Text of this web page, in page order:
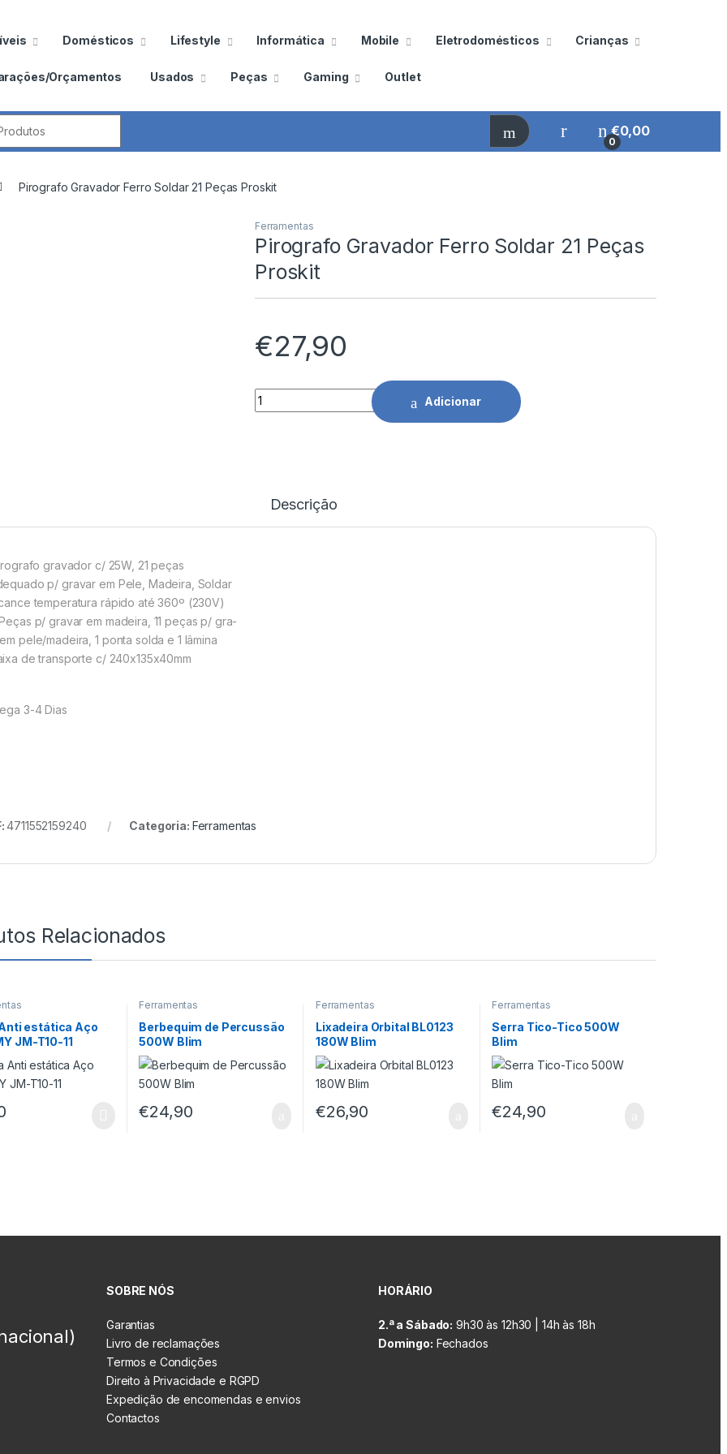
Domésticos Lifestyle Informática Mobile Eletrodomésticos Crianças
Orçamentos Usados Peças Gaming Outlet
0
€0,00
Pirografo Gravador Ferro Soldar 21 Peças Proskit
Ferramentas
Pirografo Gravador Ferro Soldar 21 Peças
Proskit
€27,90
Pirografo Gravador Ferro Soldar 21 Peças Proskit quantidade
Adicionar
Descrição
gravador c/ 25W, 21 peças
p/ gravar em Pele, Madeira, Soldar
temperatura rápido até 360º (230V)
p/ gravar em madeira, 11 peças p/ gra-
pele/madeira, 1 ponta solda e 1 lâmina
de transporte c/ 240x135x40mm
3-4 Dias
4711552159240 Categoria: Ferramentas
Relacionados
estática Aço
JM-T10-11
Ferramentas
Berbequim de Percussão
500W Blim
€24,90
Ferramentas
Lixadeira Orbital BL0123
180W Blim
€26,90
Ferramentas
Serra Tico-Tico 500W
Blim
€24,90
SOBRE NÓS
Garantias
Livro de reclamações
Termos e Condições
Direito à Privacidade e RGPD
Expedição de encomendas e envios
Contactos
HORÁRIO
2.ª a Sábado: 9h30 às 12h30 | 14h às 18h
Domingo: Fechados